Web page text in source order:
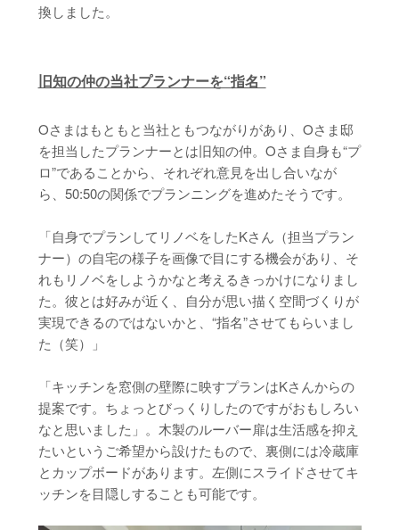
換しました。
旧知の仲の当社プランナーを“指名”
Oさまはもともと当社ともつながりがあり、Oさま邸
を担当したプランナーとは旧知の仲。Oさま自身も“プ
ロ”であることから、それぞれ意見を出し合いなが
ら、50:50の関係でプランニングを進めたそうです。
「自身でプランしてリノベをしたKさん（担当プラン
ナー）の自宅の様子を画像で目にする機会があり、そ
れもリノベをしようかなと考えるきっかけになりまし
た。彼とは好みが近く、自分が思い描く空間づくりが
実現できるのではないかと、“指名”させてもらいまし
た（笑）」
「キッチンを窓側の壁際に映すプランはKさんからの
提案です。ちょっとびっくりしたのですがおもしろい
なと思いました」。木製のルーバー扉は生活感を抑え
たいというご希望から設けたもので、裏側には冷蔵庫
とカップボードがあります。左側にスライドさせてキ
ッチンを目隠しすることも可能です。